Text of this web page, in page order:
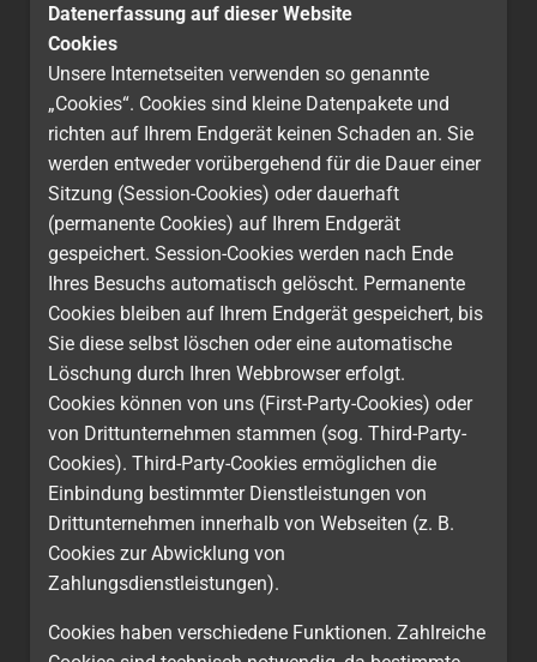
Datenerfassung auf dieser Website
Cookies
Unsere Internetseiten verwenden so genannte
„Cookies“. Cookies sind kleine Datenpakete und
richten auf Ihrem Endgerät keinen Schaden an. Sie
werden entweder vorübergehend für die Dauer einer
Sitzung (Session-Cookies) oder dauerhaft
(permanente Cookies) auf Ihrem Endgerät
gespeichert. Session-Cookies werden nach Ende
Ihres Besuchs automatisch gelöscht. Permanente
Cookies bleiben auf Ihrem Endgerät gespeichert, bis
Sie diese selbst löschen oder eine automatische
Löschung durch Ihren Webbrowser erfolgt.
Cookies können von uns (First-Party-Cookies) oder
von Drittunternehmen stammen (sog. Third-Party-
Cookies). Third-Party-Cookies ermöglichen die
Einbindung bestimmter Dienstleistungen von
Drittunternehmen innerhalb von Webseiten (z. B.
Cookies zur Abwicklung von
Zahlungsdienstleistungen).
Cookies haben verschiedene Funktionen. Zahlreiche